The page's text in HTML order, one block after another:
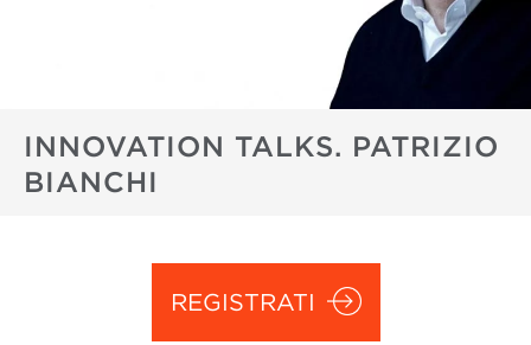
INNOVATION TALKS. PATRIZIO
BIANCHI
REGISTRATI